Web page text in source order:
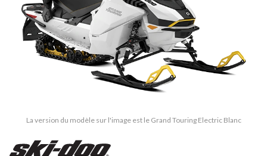
La version du modèle sur l'image est le Grand Touring Electric Blanc